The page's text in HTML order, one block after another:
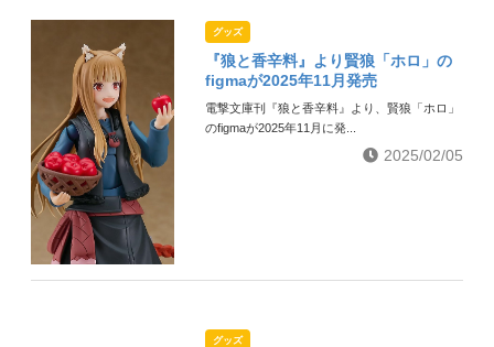
グッズ
『狼と香辛料』より賢狼「ホロ」の
figmaが2025年11月発売
電撃文庫刊『狼と香辛料』より、賢狼「ホロ」
のfigmaが2025年11月に発...
2025/02/05
グッズ